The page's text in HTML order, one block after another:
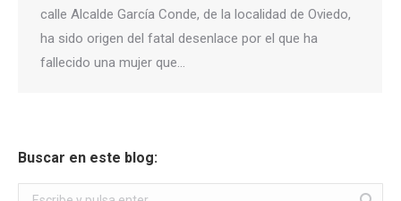
calle Alcalde García Conde, de la localidad de Oviedo,
ha sido origen del fatal desenlace por el que ha
fallecido una mujer que…
Buscar en este blog:
Buscar: